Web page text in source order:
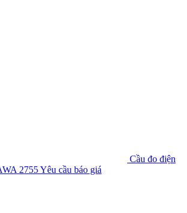
Cầu đo điện
2755Yêu cầu báo giá